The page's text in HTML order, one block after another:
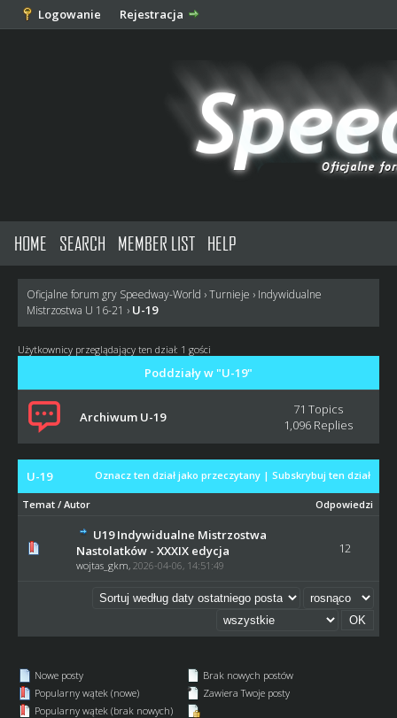
Logowanie Rejestracja
HOME SEARCH MEMBER LIST HELP
Oficjalne forum gry Speedway-World ›Turnieje › Indywidualne
Mistrzostwa U 16-21 › U-19
Użytkownicy przeglądający ten dział: 1 gości
Poddziały w "U-19"
Archiwum U-19
71 Topics
1,096 Replies
Oznacz ten dział jako przeczytany| Subskrybuj ten dział
U-19
Temat/ Autor Odpowiedzi
U19 Indywidualne Mistrzostwa
Nastolatków - XXXIX edycja
wojtas_gkm, 2026-04-06, 14:51:49
12
Nowe posty
Popularny wątek (nowe)
Popularny wątek (brak nowych)
Brak nowych postów
Zawiera Twoje posty